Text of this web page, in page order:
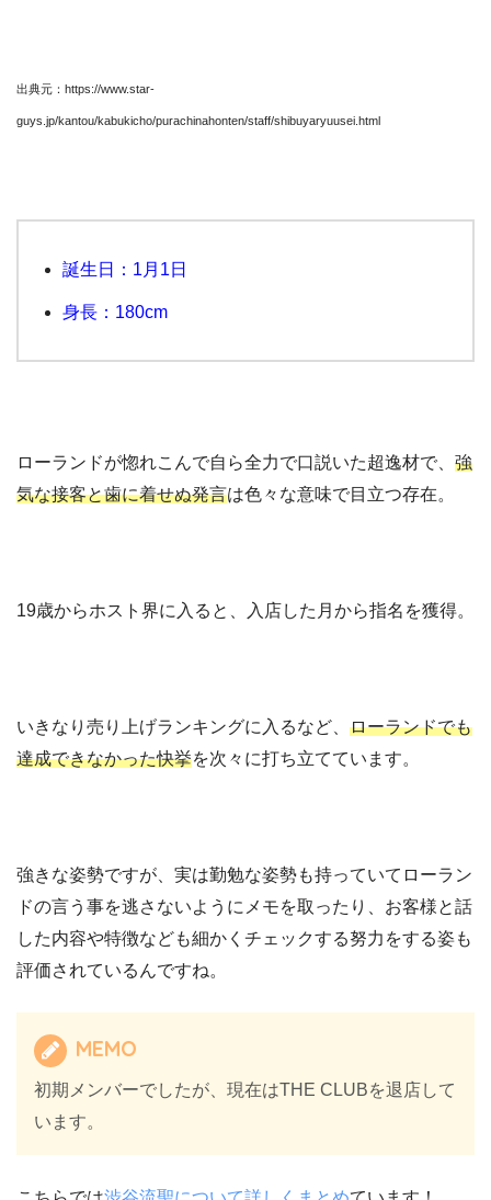
出典元：https://www.star-
guys.jp/kantou/kabukicho/purachinahonten/staff/shibuyaryuusei.html
誕生日：1月1日
身長：180cm
ローランドが惚れこんで自ら全力で口説いた超逸材で、 強
気な接客と歯に着せぬ発言は色々な意味で目立つ存在。
19歳からホスト界に入ると、入店した月から指名を獲得。
いきなり売り上げランキングに入るなど、 ローランドでも
達成できなかった快挙を次々に打ち立てています。
強きな姿勢ですが、実は勤勉な姿勢も持っていてローラン
ドの言う事を逃さないようにメモを取ったり、お客様と話
した内容や特徴なども細かくチェックする努力をする姿も
評価されているんですね。
MEMO
初期メンバーでしたが、現在はTHE CLUBを退店して
います。